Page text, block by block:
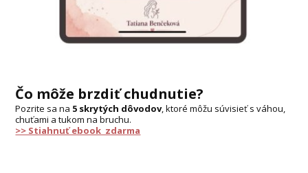
Čo môže brzdiť chudnutie?
Pozrite sa na 5 skrytých dôvodov, ktoré môžu súvisieť s váhou,
chuťami a tukom na bruchu.
>> Stiahnuť ebook zdarma